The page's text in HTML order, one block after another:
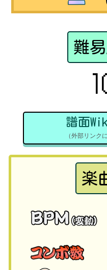
難
譜面
（外部リンク
楽